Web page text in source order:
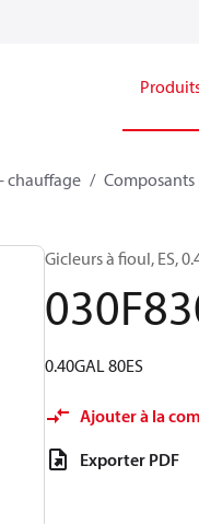
chauffage
Gicleurs à fioul, ES,
0.40GAL 80ES
Ajouter à la
Exporter PDF